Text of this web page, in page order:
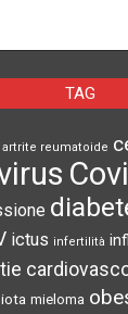
TAG
artrite reumatoide
ictus infertilità
mieloma